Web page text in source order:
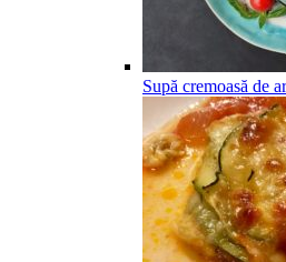
Supă cremoasă de